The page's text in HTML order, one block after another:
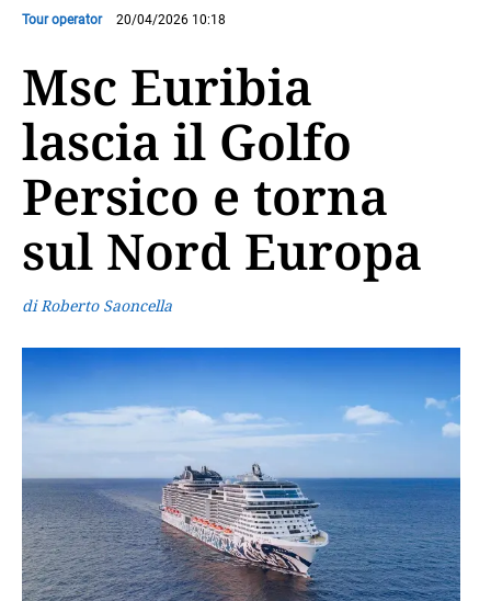
Tour operator 20/04/2026 10:18
Msc Euribia
lascia il Golfo
Persico e torna
sul Nord Europa
di Roberto Saoncella